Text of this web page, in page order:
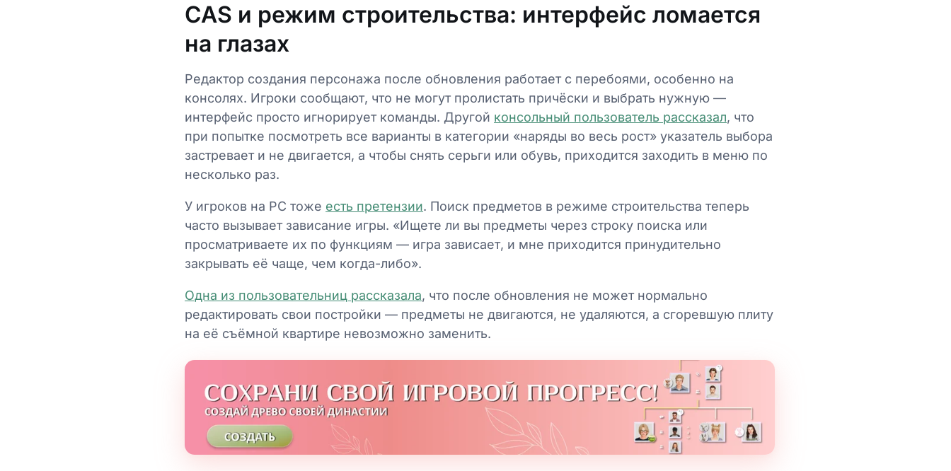
CAS и режим строительства: интерфейс ломается
на глазах
Редактор создания персонажа после обновления работает с перебоями, особенно на
консолях. Игроки сообщают, что не могут пролистать причёски и выбрать нужную —
интерфейс просто игнорирует команды. Другой консольный пользователь рассказал, что
при попытке посмотреть все варианты в категории «наряды во весь рост» указатель выбора
застревает и не двигается, а чтобы снять серьги или обувь, приходится заходить в меню по
несколько раз.
У игроков на PC тоже есть претензии. Поиск предметов в режиме строительства теперь
часто вызывает зависание игры. «Ищете ли вы предметы через строку поиска или
просматриваете их по функциям — игра зависает, и мне приходится принудительно
закрывать её чаще, чем когда-либо».
Одна из пользовательниц рассказала, что после обновления не может нормально
редактировать свои постройки — предметы не двигаются, не удаляются, а сгоревшую плиту
на её съёмной квартире невозможно заменить.